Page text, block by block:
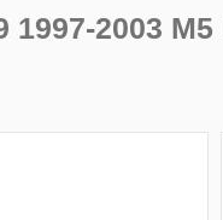
1997-2003